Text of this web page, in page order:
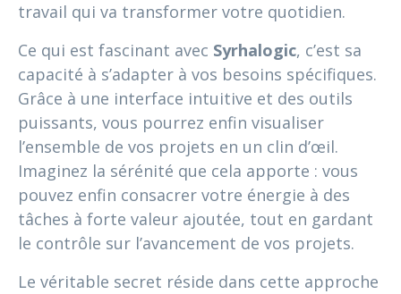
travail qui va transformer votre quotidien.
Ce qui est fascinant avec Syrhalogic, c’est sa
capacité à s’adapter à vos besoins spécifiques.
Grâce à une interface intuitive et des outils
puissants, vous pourrez enfin visualiser
l’ensemble de vos projets en un clin d’œil.
Imaginez la sérénité que cela apporte : vous
pouvez enfin consacrer votre énergie à des
tâches à forte valeur ajoutée, tout en gardant
le contrôle sur l’avancement de vos projets.
Le véritable secret réside dans cette approche